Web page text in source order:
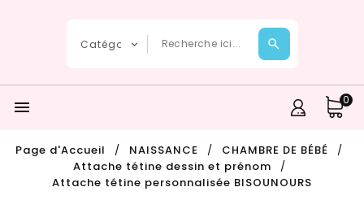
 0
Page d'Accueil NAISSANCE
CHAMBRE DE BÉBÉ
Attache tétine dessin et prénom
Attache tétine personnalisée BISOUNOURS